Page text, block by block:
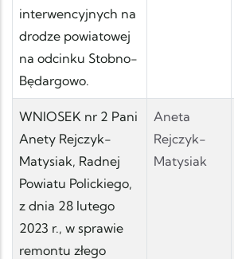
interwencyjnych na
drodze powiatowej
na odcinku Stobno-
Będargowo.
WNIOSEK nr 2 Pani
Anety Rejczyk-
Matysiak, Radnej
Powiatu Polickiego,
z dnia 28 lutego
2023 r., w sprawie
remontu złego
Aneta
Rejczyk-
Matysiak